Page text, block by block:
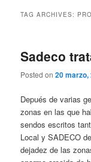
TAG ARCHIVES:
Sadeco
Posted on20 marzo,
Depués de varias
zonas en las que
sendos escritos
Local y SADECO
dejadez de las